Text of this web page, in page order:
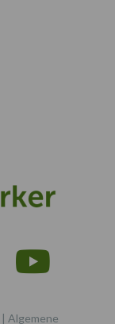
| Algemene